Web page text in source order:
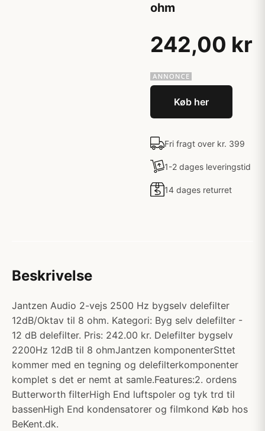
ohm
242,00 kr
Køb her
Fri fragt over kr. 399
1-2 dages leveringstid
14 dages returret
Beskrivelse
Jantzen Audio 2-vejs 2500 Hz bygselv delefilter
12dB/Oktav til 8 ohm. Kategori: Byg selv delefilter -
12 dB delefilter. Pris: 242.00 kr. Delefilter bygselv
2200Hz 12dB til 8 ohmJantzen komponenterSttet
kommer med en tegning og delefilterkomponenter
komplet s det er nemt at samle.Features:2. ordens
Butterworth filterHigh End luftspoler og tyk trd til
bassenHigh End kondensatorer og filmkond Køb hos
BeKent.dk.